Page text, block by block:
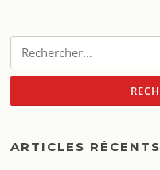
ARTICLES RÉCENTS